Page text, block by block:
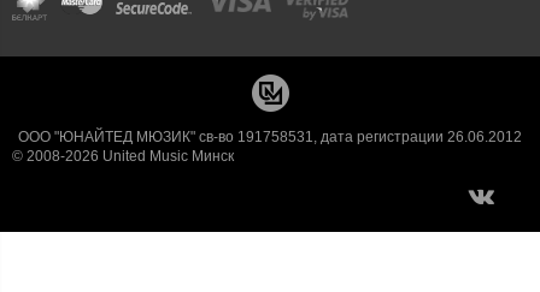
ООО "ЮНАЙТЕД МЮЗИК" св-во 191758531, дата регистрации 26.06.2012
© 2008-2026 United Music Минск